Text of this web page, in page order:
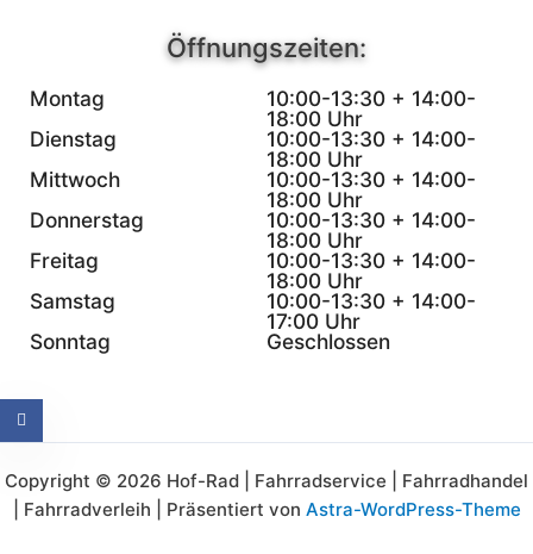
Öffnungszeiten:
Montag
10:00-13:30 + 14:00-
18:00 Uhr
Dienstag
10:00-13:30 + 14:00-
18:00 Uhr
Mittwoch
10:00-13:30 + 14:00-
18:00 Uhr
Donnerstag
10:00-13:30 + 14:00-
18:00 Uhr
Freitag
10:00-13:30 + 14:00-
18:00 Uhr
Samstag
10:00-13:30 + 14:00-
17:00 Uhr
Sonntag
Geschlossen
Copyright © 2026 Hof-Rad | Fahrradservice | Fahrradhandel
| Fahrradverleih | Präsentiert von Astra-WordPress-Theme